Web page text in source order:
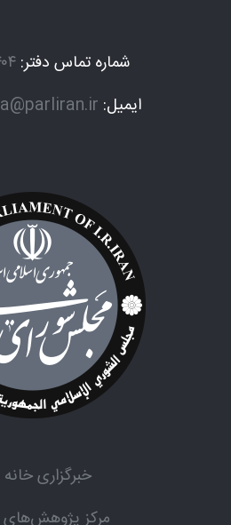
شماره تماس دفتر:
ایمیل:
خبرگزاری
مرکز